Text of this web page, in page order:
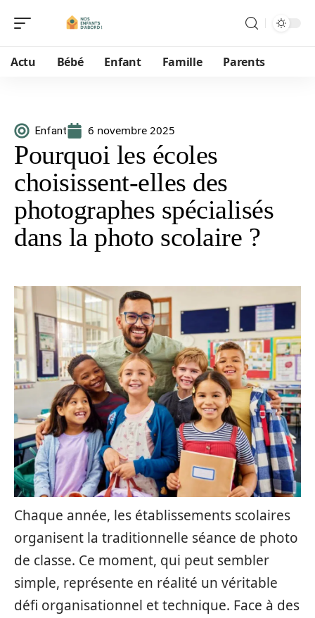
Actu Bébé Enfant Famille Parents
Enfant 6 novembre 2025
Pourquoi les écoles
choisissent-elles des
photographes spécialisés
dans la photo scolaire ?
Chaque année, les établissements scolaires
organisent la traditionnelle séance de photo
de classe. Ce moment, qui peut sembler
simple, représente en réalité un véritable
défi organisationnel et technique. Face à des